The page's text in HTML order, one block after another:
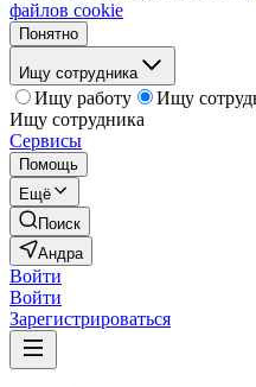
файлов cookie
Понятно
Ищу сотрудника
Ищу работу
Ищу
Ищу сотрудника
Сервисы
Помощь
Ещё
Поиск
Андра
Войти
Войти
Зарегистрироваться